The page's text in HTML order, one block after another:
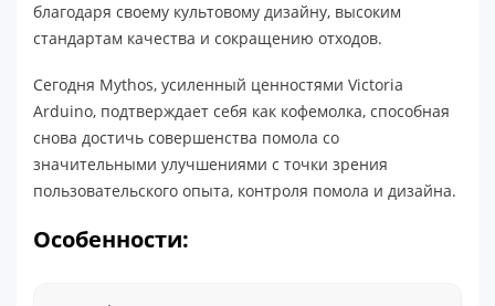
благодаря своему культовому дизайну, высоким
стандартам качества и сокращению отходов.
Сегодня Mythos, усиленный ценностями Victoria
Arduino, подтверждает себя как кофемолка, способная
снова достичь совершенства помола со
значительными улучшениями с точки зрения
пользовательского опыта, контроля помола и дизайна.
Особенности: